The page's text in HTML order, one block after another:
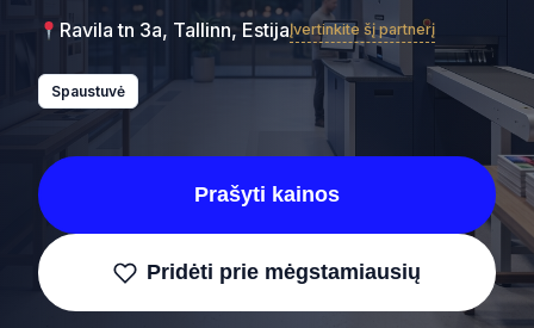
Ravila tn 3a, Tallinn, EstijaĮvertinkite šį partnerį
Spaustuvė
Prašyti kainos
Pridėti prie mėgstamiausių